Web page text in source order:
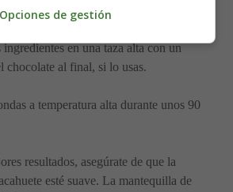
en una taza alta con un
chocolate al final, si lo usas.
a temperatura alta durante unos 90
resultados, asegúrate de que la
esté suave. La mantequilla de
Opciones de gestión